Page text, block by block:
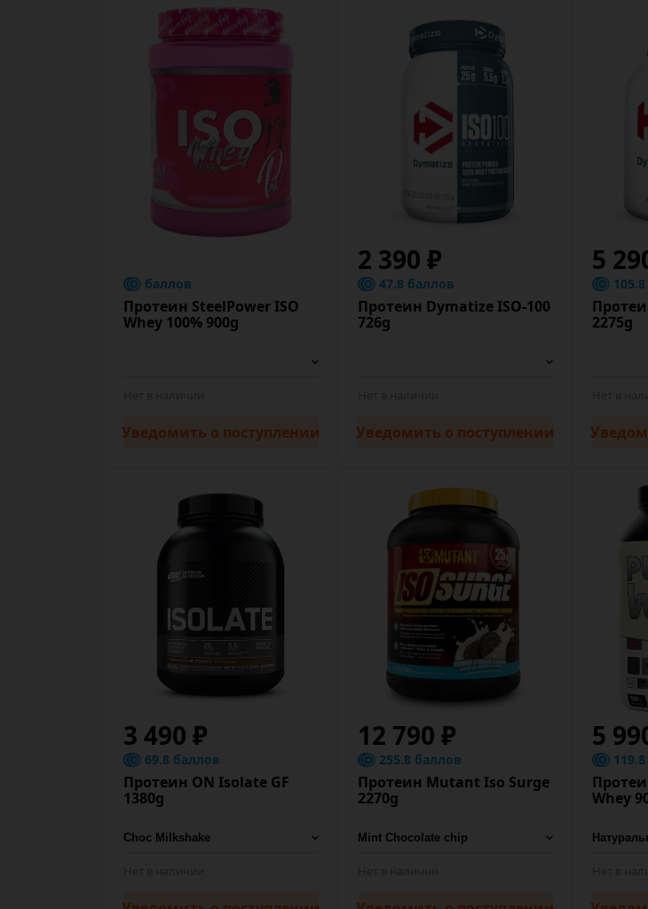
баллов
Протеин SteelPower ISO
Whey 100% 900g
Уведомить о поступлении
2 390 ₽
47.8 баллов
Протеин Dymatize ISO-100
726g
Уведомить о поступлении
5
2275g
3 490 ₽
69.8 баллов
Протеин ON Isolate GF
1380g
12 790 ₽
255.8 баллов
Протеин Mutant Iso Surge
2270g
5
Whey